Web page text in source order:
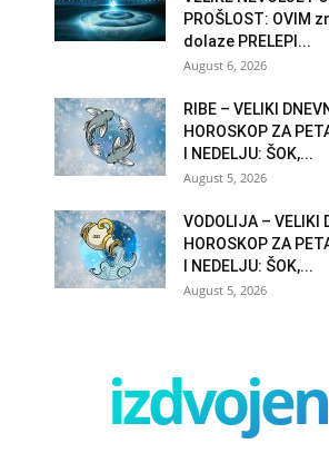
PROŠLOST: OVIM
dolaze PRELEPI...
August 6, 2026
RIBE – VELIKI
HOROSKOP ZA
I NEDELJU: ŠOK,...
August 5, 2026
VODOLIJA – VELIKI
HOROSKOP ZA
I NEDELJU: ŠOK,...
August 5, 2026